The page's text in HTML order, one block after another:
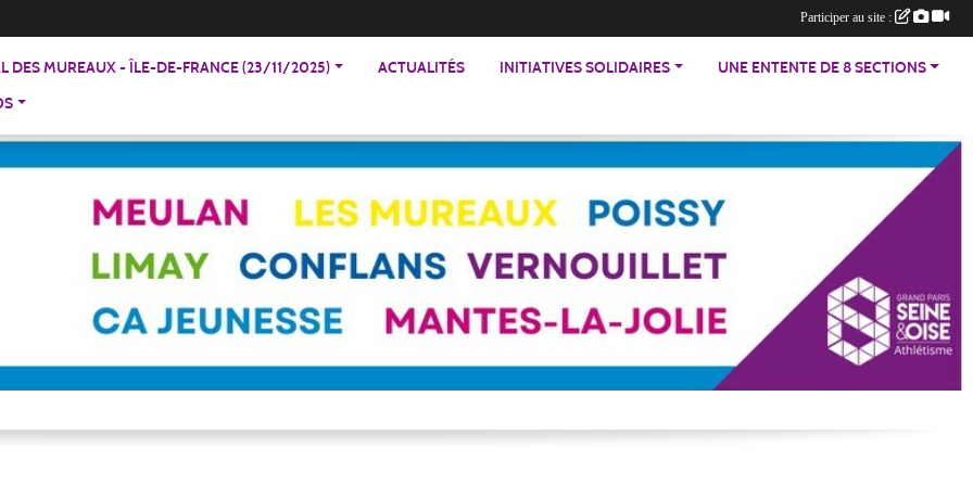
DES MUREAUX - ÎLE-DE-FRANCE (23/11/2025) ACTUALITÉS INITIATIVES SOLIDAIRES
UNE ENTENTE DE 8 SECTIONS
Participer au site :